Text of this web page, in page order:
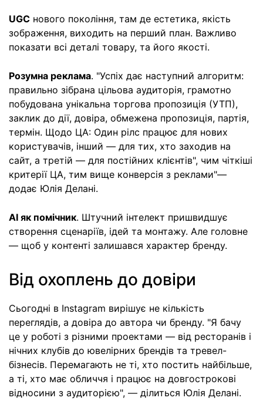
UGC нового покоління, там де естетика, якість
зображення, виходить на перший план. Важливо
показати всі деталі товару, та його якості.
Розумна реклама. "Успіх дає наступний алгоритм:
правильно зібрана цільова аудиторія, грамотно
побудована унікальна торгова пропозиція (УТП),
заклик до дії, довіра, обмежена пропозиція, партія,
термін. Щодо ЦА: Один рілс працює для нових
користувачів, інший — для тих, хто заходив на
сайт, а третій — для постійних клієнтів", чим чіткіші
критерії ЦА, тим вище конверсія з реклами"—
додає Юлія Делані.
AI як помічник. Штучний інтелект пришвидшує
створення сценаріїв, ідей та монтажу. Але головне
— щоб у контенті залишався характер бренду.
Від охоплень до довіри
Сьогодні в Instagram вирішує не кількість
переглядів, а довіра до автора чи бренду. "Я бачу
це у роботі з різними проектами — від ресторанів і
нічних клубів до ювелірних брендів та тревел-
бізнесів. Перемагають не ті, хто постить найбільше,
а ті, хто має обличчя і працює на довгострокові
відносини з аудиторією", — ділиться Юлія Делані.